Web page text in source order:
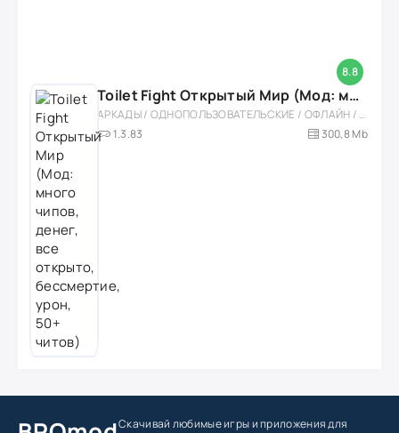
8.8
Toilet Fight Открытый Мир (Мод: много чипов, денег, все открыто, бессмертие, урон, 50+ читов)
АРКАДЫ / ОДНОПОЛЬЗОВАТЕЛЬСКИЕ / ОФЛАЙН / МОД / РОЛЕВЫЕ / ШУТЕРЫ / ОТКРЫТЫЙ МИР / ВСТРОЕННЫЙ КЕШ / 3D / ЭКШЕНЫ / ТУАЛЕТНЫЕ ВОЙНЫ / ДЛЯ ДЕТЕЙ
1.3.83
300,8 Mb
Скачивай любимые игрыи приложения для